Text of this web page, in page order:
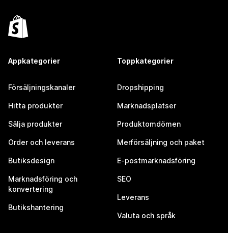
Appkategorier
Försäljningskanaler
Hitta produkter
Sälja produkter
Order och leverans
Butiksdesign
Marknadsföring och
konvertering
Butikshantering
Toppkategorier
Dropshipping
Marknadsplatser
Produktomdömen
Merförsäljning och paket
E-postmarknadsföring
SEO
Leverans
Valuta och språk